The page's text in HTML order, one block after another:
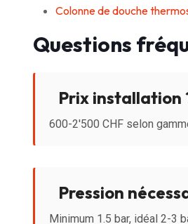
Colonne de douche
Questions
Prix installation
600-2'500 CHF selon
Pression
Minimum 1.5 bar, idéal 2-3